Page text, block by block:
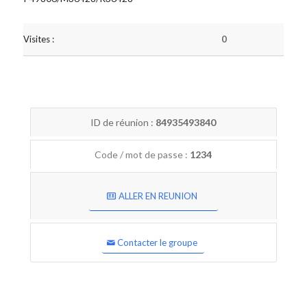
Visites : 0
ID de réunion : 84935493840
Code / mot de passe : 1234
ALLER EN REUNION
Contacter le groupe